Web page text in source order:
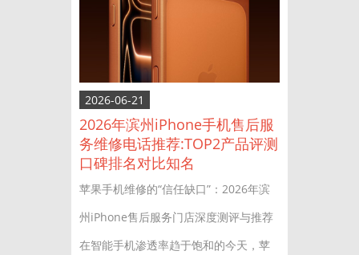
2026-06-21
2026年滨州iPhone手机售后服
务维修电话推荐:TOP2产品评测
口碑排名对比知名
苹果手机维修的“信任缺口”：2026年滨
州iPhone售后服务门店深度测评与推荐
在智能手机渗透率趋于饱和的今天，苹